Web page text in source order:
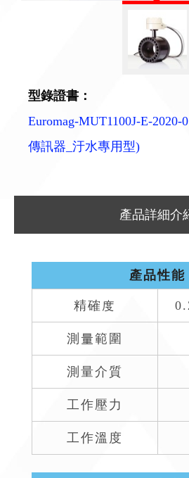
型錄證書：
Euromag-MUT1100J-E-
傳訊器_汙水專用型)
產品詳細介
產品性能
精確度
測量範圍
測量介質
工作壓力
工作溫度